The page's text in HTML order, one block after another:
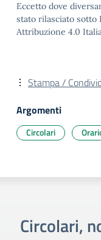
Eccetto dove
stato rilasciato sotto
Attribuzione 4.0
Stampa /
Argomenti
Circolari
Circolari,